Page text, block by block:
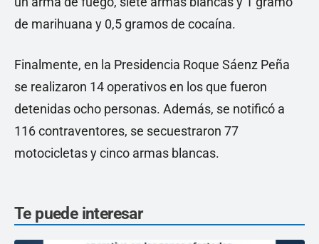
de marihuana y 0,5 gramos de cocaína.
Finalmente, en la Presidencia Roque Sáenz Peña
se realizaron 14 operativos en los que fueron
detenidas ocho personas. Además, se notificó a
116 contraventores, se secuestraron 77
motocicletas y cinco armas blancas.
Te puede interesar